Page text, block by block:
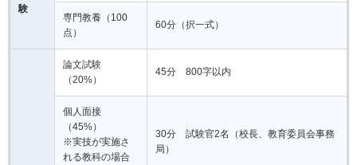
験
専門教養（100
点）
60分（択一式）
論文試験
（20%）
45分 800字以内
個人面接
（45%）
※実技が実施さ
れる教科の場合
30分 試験官2名（校長、教育委員会事務
局）